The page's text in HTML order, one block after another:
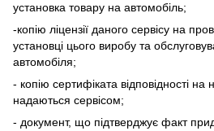
установка товару на автомобіль;
-копію ліцензії даного сервісу на
установці цього виробу та
автомобіля;
- копію сертифіката відповідності
надаються сервісом;
- документ, що підтверджує факт